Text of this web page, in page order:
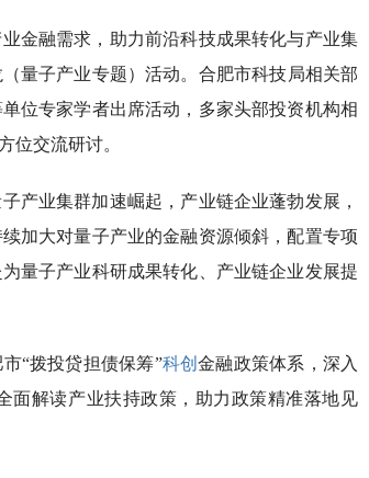
金融需求，助力前沿科技成果转化与产业集
量子产业专题）活动。合肥市科技局相关部
位专家学者出席活动，多家头部投资机构相
位交流研讨。
产业集群加速崛起，产业链企业蓬勃发展，
加大对量子产业的金融资源倾斜，配置专项
量子产业科研成果转化、产业链企业发展提
“拨投贷担债保筹”科创金融政策体系，深入
面解读产业扶持政策，助力政策精准落地见